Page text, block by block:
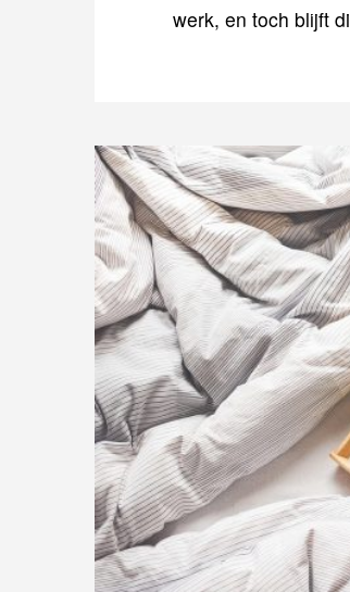
werk, en toch blijft